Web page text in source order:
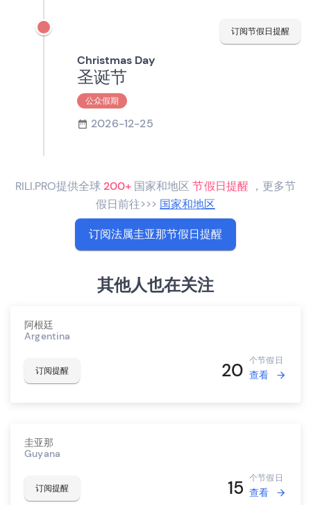
订阅节假日提醒
Christmas Day
圣诞节
公众假期
2026-12-25
RILI.PRO提供全球 200+ 国家和地区节假日提醒 ，更多节
假日前往>>> 国家和地区
订阅法属圭亚那节假日提醒
其他人也在关注
阿根廷
Argentina
订阅提醒 20 个节假日
查看
圭亚那
Guyana
订阅提醒 15 个节假日
查看